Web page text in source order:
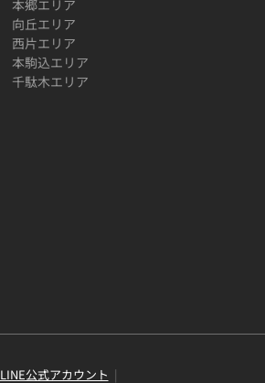
本郷エリア
向丘エリア
西片エリア
本駒込エリア
千駄木エリア
LINE公式アカウント